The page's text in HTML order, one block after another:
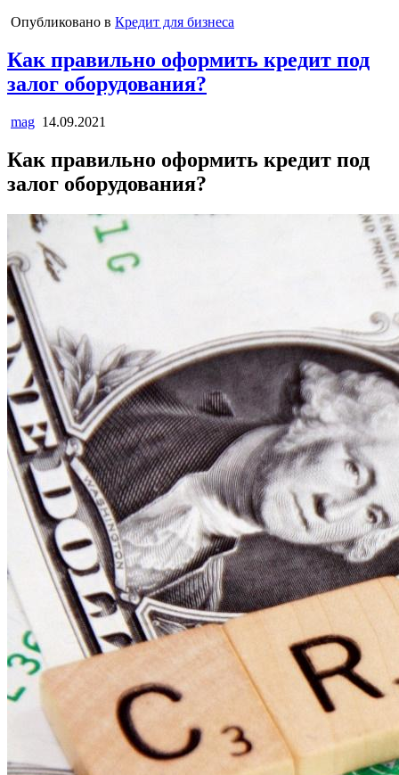
Опубликовано в Кредит для бизнеса
Как правильно оформить кредит под
залог оборудования?
mag 14.09.2021
Как правильно оформить кредит под
залог оборудования?